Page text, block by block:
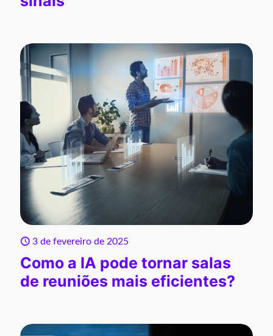
3 de fevereiro de 2025
Como a IA pode tornar salas
de reuniões mais eficientes?